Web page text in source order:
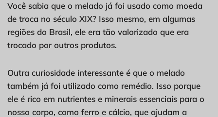
Você sabia que o melado já foi usado como moeda
de troca no século XIX? Isso mesmo, em algumas
regiões do Brasil, ele era tão valorizado que era
trocado por outros produtos.
Outra curiosidade interessante é que o melado
também já foi utilizado como remédio. Isso porque
ele é rico em nutrientes e minerais essenciais para o
nosso corpo, como ferro e cálcio, que ajudam a